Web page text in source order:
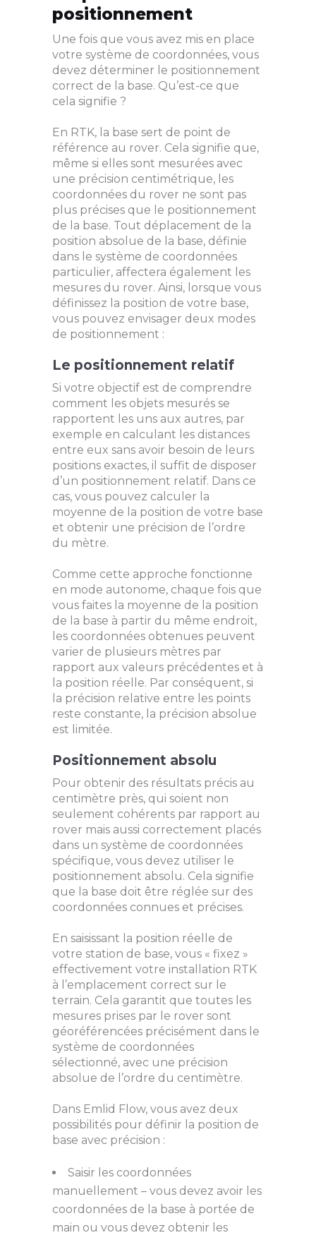
positionnement
Une fois que vous avez mis en place
votre système de coordonnées, vous
devez déterminer le positionnement
correct de la base. Qu’est-ce que
cela signifie ?
En RTK, la base sert de point de
référence au rover. Cela signifie que,
même si elles sont mesurées avec
une précision centimétrique, les
coordonnées du rover ne sont pas
plus précises que le positionnement
de la base. Tout déplacement de la
position absolue de la base, définie
dans le système de coordonnées
particulier, affectera également les
mesures du rover. Ainsi, lorsque vous
définissez la position de votre base,
vous pouvez envisager deux modes
de positionnement :
Le positionnement relatif
Si votre objectif est de comprendre
comment les objets mesurés se
rapportent les uns aux autres, par
exemple en calculant les distances
entre eux sans avoir besoin de leurs
positions exactes, il suffit de disposer
d’un positionnement relatif. Dans ce
cas, vous pouvez calculer la
moyenne de la position de votre base
et obtenir une précision de l’ordre
du mètre.
Comme cette approche fonctionne
en mode autonome, chaque fois que
vous faites la moyenne de la position
de la base à partir du même endroit,
les coordonnées obtenues peuvent
varier de plusieurs mètres par
rapport aux valeurs précédentes et à
la position réelle. Par conséquent, si
la précision relative entre les points
reste constante, la précision absolue
est limitée.
Positionnement absolu
Pour obtenir des résultats précis au
centimètre près, qui soient non
seulement cohérents par rapport au
rover mais aussi correctement placés
dans un système de coordonnées
spécifique, vous devez utiliser le
positionnement absolu. Cela signifie
que la base doit être réglée sur des
coordonnées connues et précises.
En saisissant la position réelle de
votre station de base, vous « fixez »
effectivement votre installation RTK
à l’emplacement correct sur le
terrain. Cela garantit que toutes les
mesures prises par le rover sont
géoréférencées précisément dans le
système de coordonnées
sélectionné, avec une précision
absolue de l’ordre du centimètre.
Dans Emlid Flow, vous avez deux
possibilités pour définir la position de
base avec précision :
Saisir les coordonnées
manuellement – vous devez avoir les
coordonnées de la base à portée de
main ou vous devez obtenir les